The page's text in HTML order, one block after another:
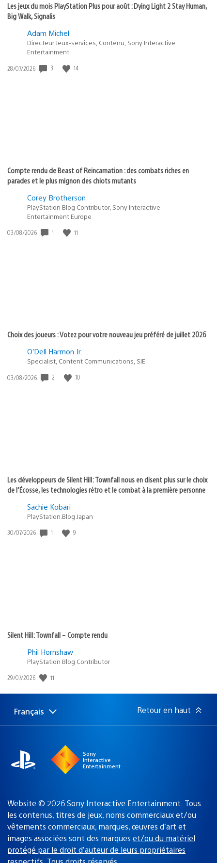
Les jeux du mois PlayStation Plus pour août : Dying Light 2 Stay Human,
Big Walk, Signalis
Adam Michel
Directeur Jeux-services, Contenu, Sony Interactive
Entertainment
Date
28/07/2026 3 14
Compte rendu de Beast of Reincarnation : des combats riches en
parades et le plus mignon des chiots mutants
Corey Brotherson
PlayStation Blog Contributor, Sony Interactive
Entertainment Europe
Date
03/08/2026 1 11
Choix des joueurs : Votez pour votre nouveau jeu préféré de juillet 2026
O’Dell Harmon Jr.
Specialist, Content Communications, SIE
Date
03/08/2026 2 10
Les développeurs de Silent Hill: Townfall nous en disent plus sur le choix
de l’Écosse, les technologies rétro et le combat à la première personne
Sachie Kobari
PlayStation.Blog Japan
Date
30/07/2026 1 9
Silent Hill: Townfall – Compte rendu
Phil Hornshaw
PlayStation Blog Contributor
Date
publication
29/07/2026 11
Choisir
Région
Français Retour en haut
Sony
Interactive
Entertainment
Website © 2026 Sony Interactive Entertainment. Tous
les contenus, titres de jeux, noms commerciaux et/ou
vêtements commerciaux, marques, œuvres d’art et
images associées sont des marques et/ou du matériel
protégé par le droit d’auteur de leurs propriétaires